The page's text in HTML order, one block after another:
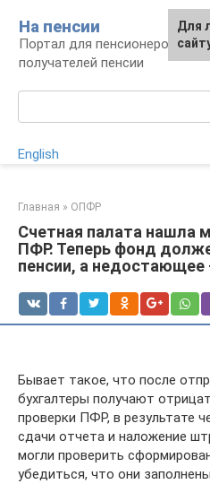
контенту
На пенсии
Портал для пенсионеров и
получателей пенсии
English
Главная » ОПФР
Счетная палата нашла
ПФР. Теперь фонд
пенсии, а недостающее
Бывает такое, что после
бухгалтеры получают
проверки ПФР, в результате
сдачи отчета и наложение
могли проверить
убедиться, что они
Для